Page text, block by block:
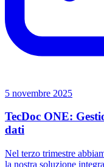
5 novembre 2025
TecDoc ONE:
dati
Nel terzo trimestre
la nostra soluzione